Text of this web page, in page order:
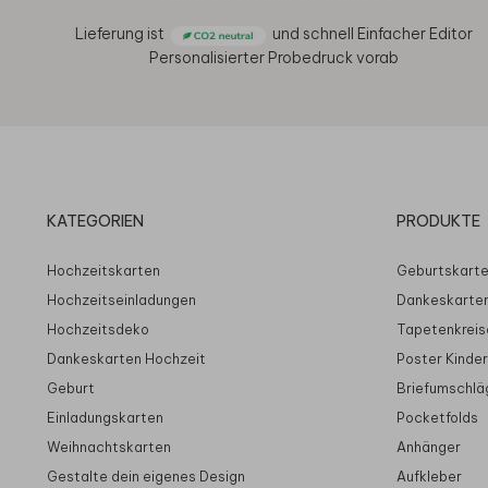
Lieferung ist und schnell Einfacher Editor
Personalisierter Probedruck vorab
KATEGORIEN
Hochzeitskarten
Hochzeitseinladungen
Hochzeitsdeko
Dankeskarten Hochzeit
Geburt
Einladungskarten
Weihnachtskarten
Gestalte dein eigenes Design
PRODUKTE
Poster
Pocketfolds
Anhänger
Aufkleber